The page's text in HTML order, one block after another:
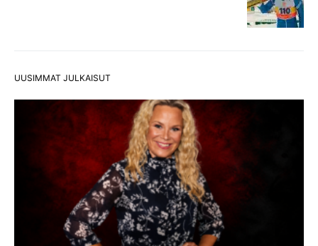
UUSIMMAT JULKAISUT